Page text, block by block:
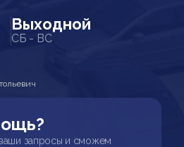
Выходной
СБ - ВС
запросы и сможем